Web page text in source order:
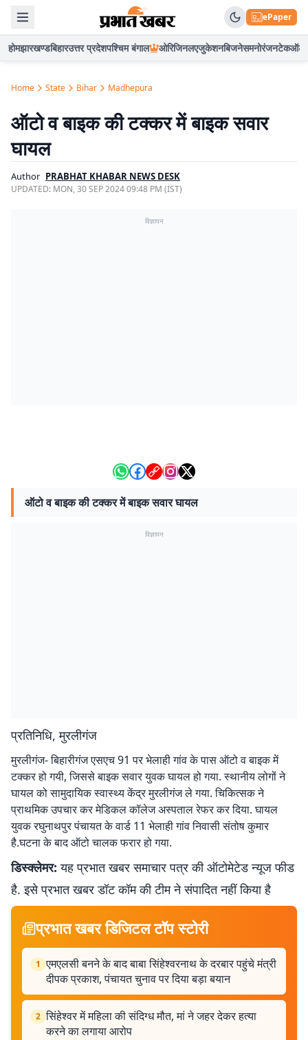
ePaper
होमझारखण्डबिहारउत्तर प्रदेशपश्चिम बंगाल ओरिजिनलएजुकेशनबिजनेसमनोरंजनटेकऑटो
Home State Bihar Madhepura
ऑटो व बाइक की टक्कर में बाइक सवार
घायल
Author PRABHAT KHABAR NEWS DESK
UPDATED: MON, 30 SEP 2024 09:48 PM (IST)
विज्ञापन
ऑटो व बाइक की टक्कर में बाइक सवार घायल
विज्ञापन
प्रतिनिधि, मुरलीगंज
मुरलीगंज- बिहारीगंज एसएच 91 पर भेलाही गांव के पास ऑटो व बाइक में
टक्कर हो गयी, जिससे बाइक सवार युवक घायल हो गया. स्थानीय लोगों ने
घायल को सामुदायिक स्वास्थ्य केंद्र मुरलीगंज ले गया. चिकित्सक ने
प्राथमिक उपचार कर मेडिकल कॉलेज अस्पताल रेफर कर दिया. घायल
युवक रघुनाथपुर पंचायत के वार्ड 11 भेलाही गांव निवासी संतोष कुमार
है.घटना के बाद ऑटो चालक फरार हो गया.
डिस्क्लेमर: यह प्रभात खबर समाचार पत्र की ऑटोमेटेड न्यूज फीड
है. इसे प्रभात खबर डॉट कॉम की टीम ने संपादित नहीं किया है
प्रभात खबर डिजिटल टॉप स्टोरी
1 एमएलसी बनने के बाद बाबा सिंहेश्वरनाथ के दरबार पहुंचे मंत्री
दीपक प्रकाश, पंचायत चुनाव पर दिया बड़ा बयान
2 सिंहेश्वर में महिला की संदिग्ध मौत, मां ने जहर देकर हत्या
करने का लगाया आरोप